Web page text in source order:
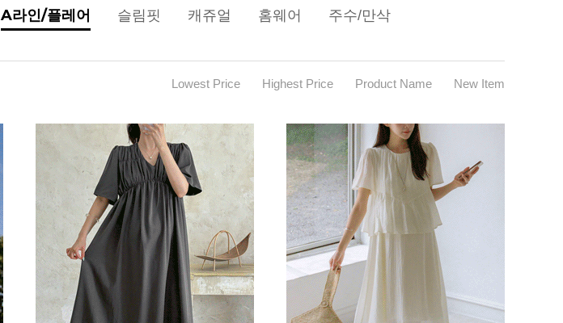
A라인/플레어 슬림핏 캐쥬얼 홈웨어 주수/만삭
Lowest Price Highest Price Product Name New Item